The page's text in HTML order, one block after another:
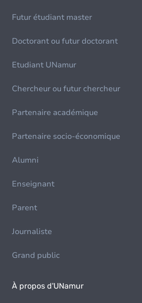
Futur étudiant master
Doctorant ou futur doctorant
Etudiant UNamur
Chercheur ou futur chercheur
Partenaire académique
Partenaire socio-économique
Alumni
Enseignant
Parent
Journaliste
Grand public
À propos d'UNamur